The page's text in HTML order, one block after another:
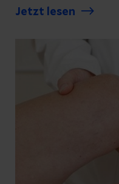
einen Überblick.
Jetzt lesen